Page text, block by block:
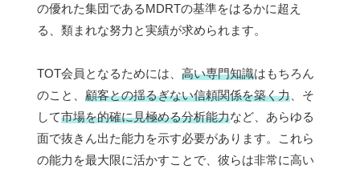
の優れた集団であるMDRTの基準をはるかに超え
る、類まれな努力と実績が求められます。
TOT会員となるためには、 高い専門知識はもちろん
のこと、 顧客との揺るぎない信頼関係を築く力 、そ
して市場を的確に見極める分析能力など、あらゆる
面で抜きん出た能力を示す必要があります。これら
の能力を最大限に活かすことで、彼らは非常に高い